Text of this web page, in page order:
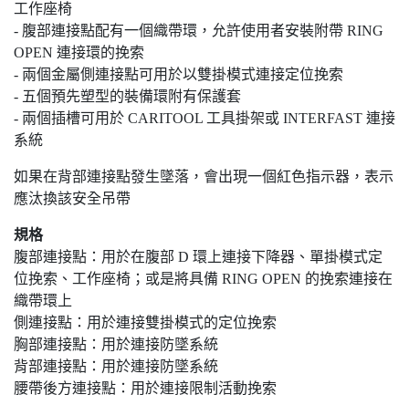
工作座椅
- 腹部連接點配有一個織帶環，允許使用者安裝附帶 RING
OPEN 連接環的挽索
- 兩個金屬側連接點可用於以雙掛模式連接定位挽索
- 五個預先塑型的裝備環附有保護套
- 兩個插槽可用於 CARITOOL 工具掛架或 INTERFAST 連接
系統
如果在背部連接點發生墜落，會出現一個紅色指示器，表示
應汰換該安全吊帶
規格
腹部連接點：用於在腹部 D 環上連接下降器、單掛模式定
位挽索、工作座椅；或是將具備 RING OPEN 的挽索連接在
織帶環上
側連接點：用於連接雙掛模式的定位挽索
胸部連接點：用於連接防墜系統
背部連接點：用於連接防墜系統
腰帶後方連接點：用於連接限制活動挽索